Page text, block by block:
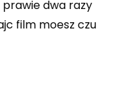
prawie dwa razy
film moesz czu